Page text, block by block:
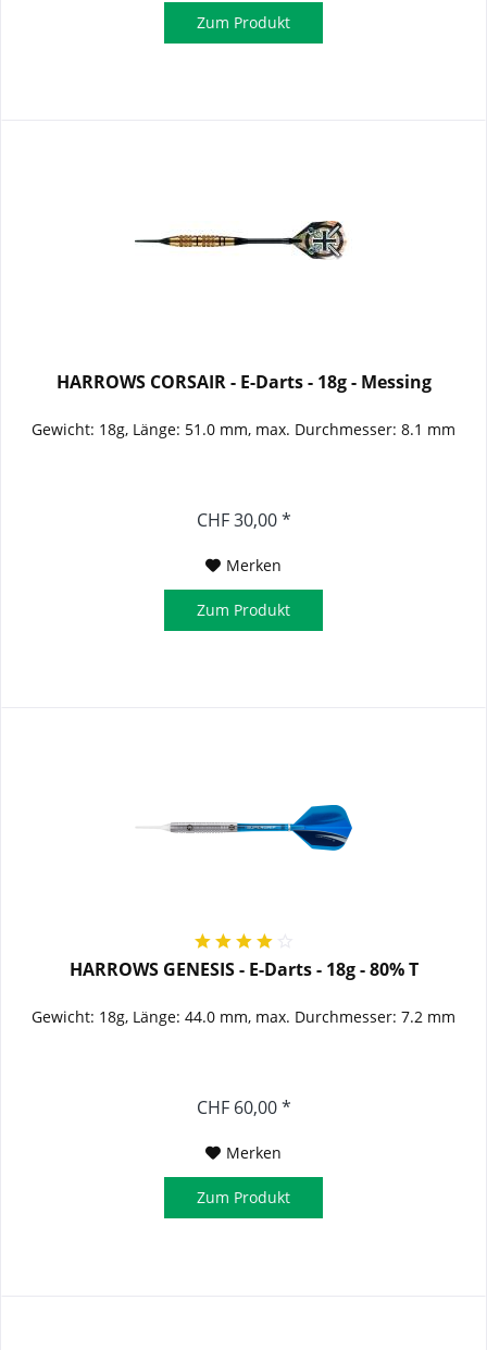
Zum Produkt
HARROWS CORSAIR - E-Darts - 18g - Messing
Gewicht: 18g, Länge: 51.0 mm, max. Durchmesser: 8.1 mm
CHF 30,00 *
Merken
Zum Produkt
HARROWS GENESIS - E-Darts - 18g - 80% T
Gewicht: 18g, Länge: 44.0 mm, max. Durchmesser: 7.2 mm
CHF 60,00 *
Merken
Zum Produkt